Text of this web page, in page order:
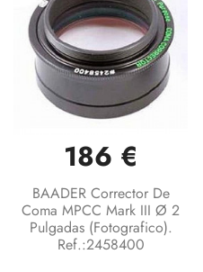
186 €
BAADER Corrector De
Coma MPCC Mark III Ø 2
Pulgadas (fotografico).
Ref.:2458400